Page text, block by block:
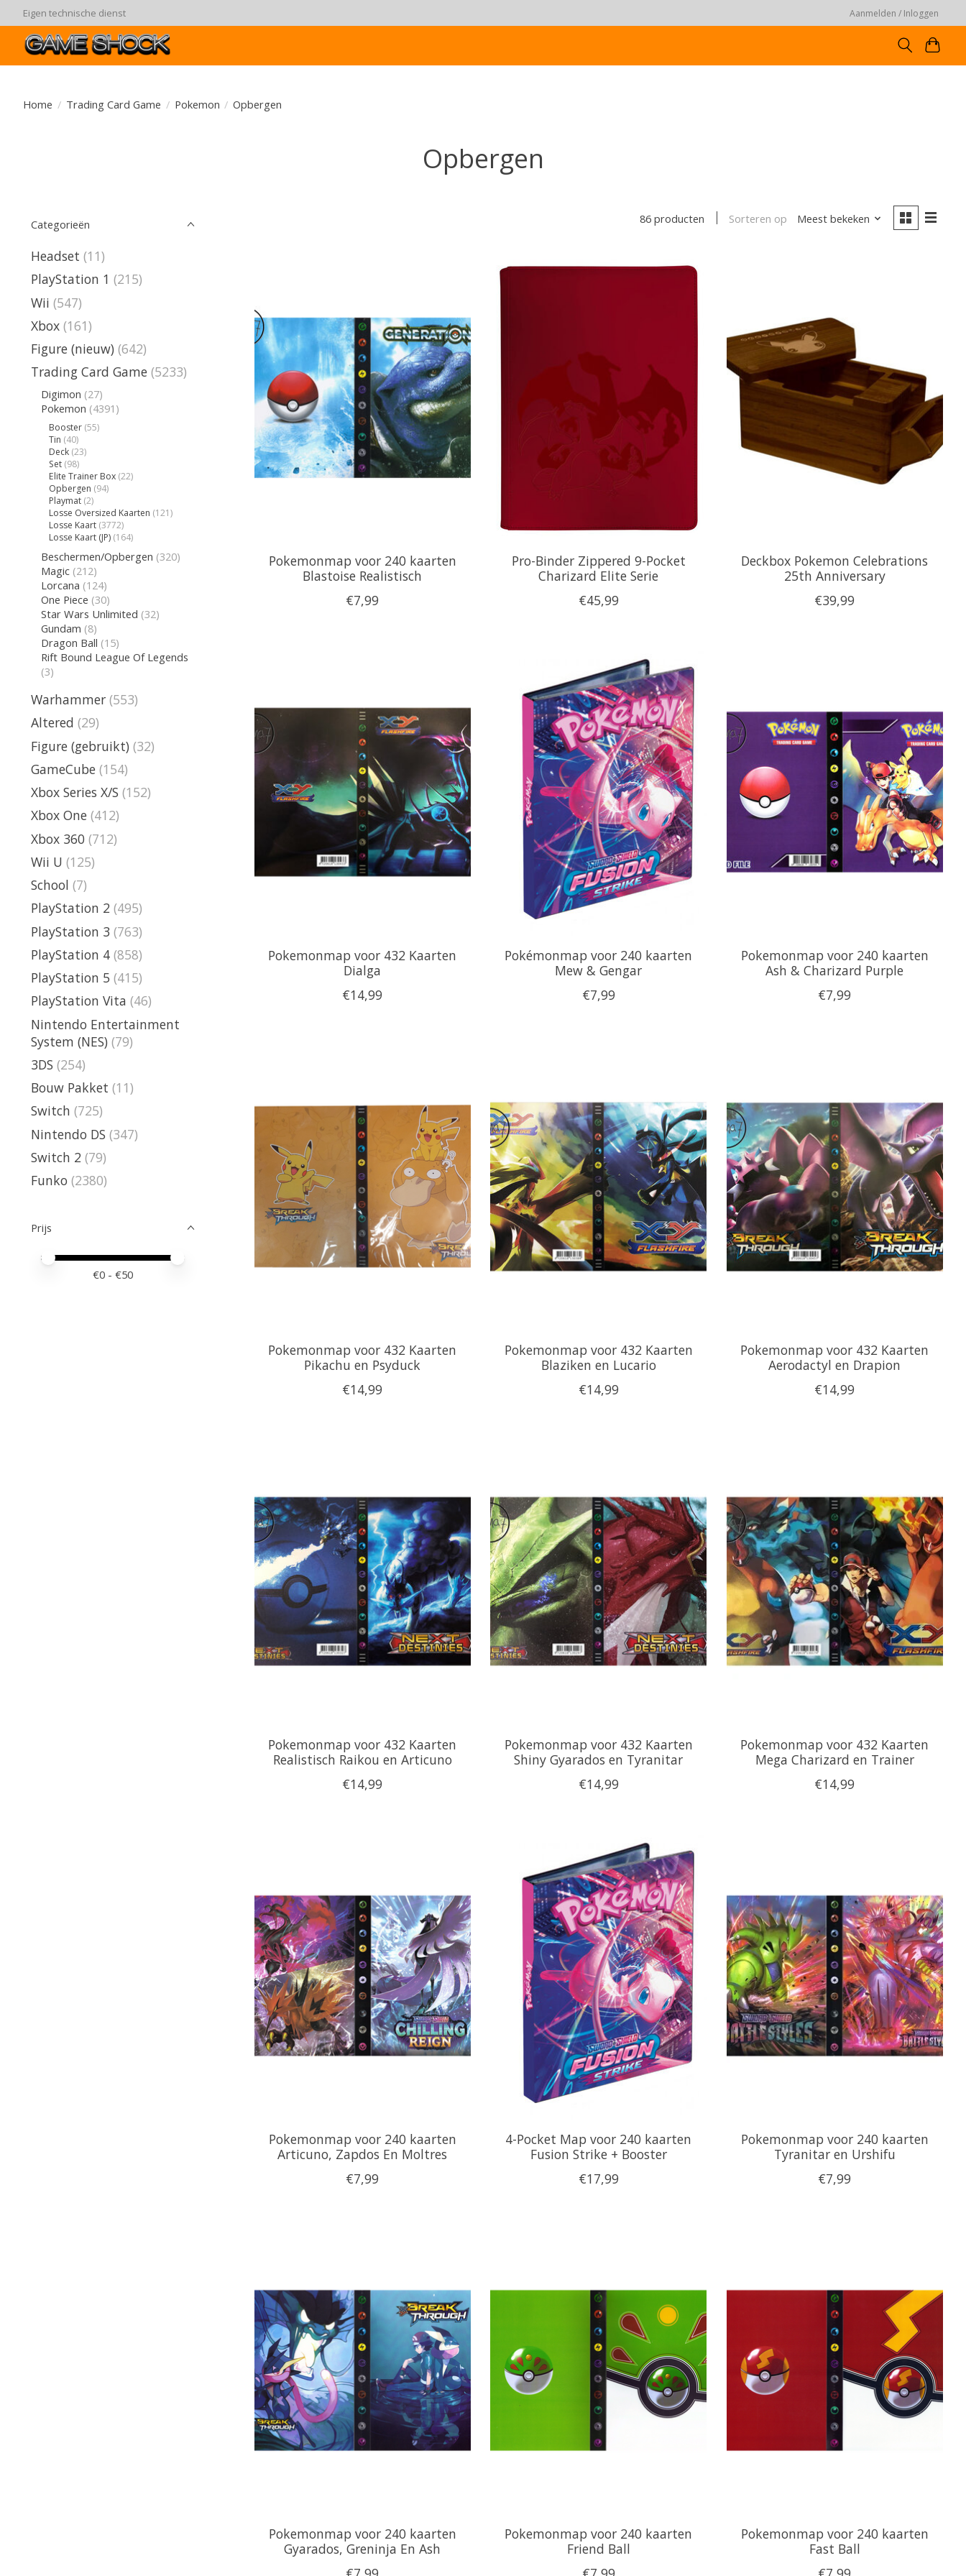
90 dagen ruiltermijn Aanmelden / Inloggen
Home / Trading Card Game / Pokemon / Opbergen
Opbergen
Categorieën
Headset (11)
PlayStation 1 (215)
Wii (547)
Xbox (161)
Figure (nieuw) (642)
Trading Card Game (5233)
Digimon (27)
Pokemon (4391)
Booster (55)
Tin (40)
Deck (23)
Set (98)
Elite Trainer Box (22)
Opbergen (94)
Playmat (2)
Losse Oversized Kaarten (121)
Losse Kaart (3772)
Losse Kaart (JP) (164)
Beschermen/Opbergen (320)
Magic (212)
Lorcana (124)
One Piece (30)
Star Wars Unlimited (32)
Gundam (8)
Dragon Ball (15)
Rift Bound League Of Legends
(3)
Warhammer (553)
Altered (29)
Figure (gebruikt) (32)
GameCube (154)
Xbox Series X/S (152)
Xbox One (412)
Xbox 360 (712)
Wii U (125)
School (7)
PlayStation 2 (495)
PlayStation 3 (763)
PlayStation 4 (858)
PlayStation 5 (415)
PlayStation Vita (46)
Nintendo Entertainment
System (NES) (79)
3DS (254)
Bouw Pakket (11)
Switch (725)
Nintendo DS (347)
Switch 2 (79)
Funko (2380)
Prijs
Minimale prijswaarde
Price maximum value
€0 - €50
86 producten Sorteren op Meest bekeken
Pokemonmap voor 240 kaarten
Blastoise Realistisch
€7,99
Pro-Binder Zippered 9-Pocket
Charizard Elite Serie
€45,99
Deckbox Pokemon Celebrations
25th Anniversary
€39,99
Pokemonmap voor 432 Kaarten
Dialga
€14,99
Pokémonmap voor 240 kaarten
Mew & Gengar
€7,99
Pokemonmap voor 240 kaarten
Ash & Charizard Purple
€7,99
Pokemonmap voor 432 Kaarten
Pikachu en Psyduck
€14,99
Pokemonmap voor 432 Kaarten
Blaziken en Lucario
€14,99
Pokemonmap voor 432 Kaarten
Aerodactyl en Drapion
€14,99
Pokemonmap voor 432 Kaarten
Realistisch Raikou en Articuno
€14,99
Pokemonmap voor 432 Kaarten
Shiny Gyarados en Tyranitar
€14,99
Pokemonmap voor 432 Kaarten
Mega Charizard en Trainer
€14,99
Pokemonmap voor 240 kaarten
Articuno, Zapdos En Moltres
€7,99
4-Pocket Map voor 240 kaarten
Fusion Strike + Booster
€17,99
Pokemonmap voor 240 kaarten
Tyranitar en Urshifu
€7,99
Pokemonmap voor 240 kaarten
Gyarados, Greninja En Ash
Pokemonmap voor 240 kaarten
Friend Ball
Pokemonmap voor 240 kaarten
Fast Ball